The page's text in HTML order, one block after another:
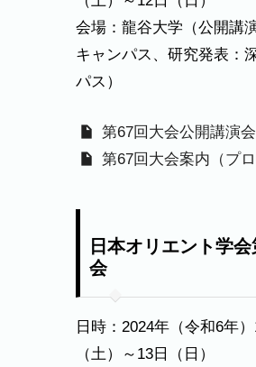
会場：龍谷大学（公開講
キャンパス、研究発表：
パス）
第67回大会公開講演
第67回大会案内（プロ
日本オリエント学
会
日時：2024年（令和6年）
（土）～13日（日）